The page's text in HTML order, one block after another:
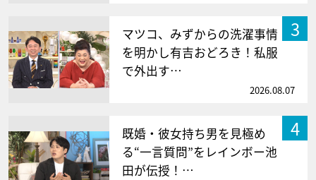
3
マツコ、みずからの洗濯事情
を明かし有吉おどろき！私服
で外出す…
2026.08.07
4
既婚・彼女持ち男を見極め
る“一言質問”をレインボー池
田が伝授！…